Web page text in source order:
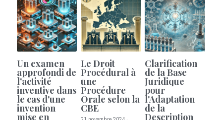
Un examen
approfondi de
l'activité
inventive dans
le cas d'une
invention
mise en
Le Droit
Procédural à
une
Procédure
Orale selon la
CBE
Clarification
de la Base
Juridique
pour
l'Adaptation
de la
Description